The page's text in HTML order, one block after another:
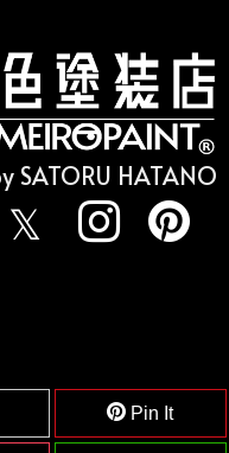
SATORU HATANO
Pin It